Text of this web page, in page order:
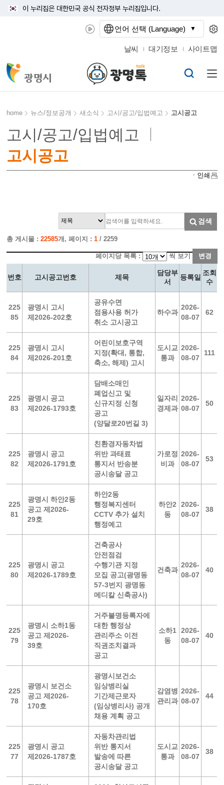
이 누리집은 대한민국 공식 전자정부 누리집입니다.
날씨 대기정보 사이트맵
home 뉴스/정보공개 새소식 고시/공고/입법예고 고시공고
고시/공고/입법예고
고시공고
ㆍ인쇄
검색
총 게시물 :22585개, 페이지 :1 / 2259
페이지당 목록 : 씩 보기 변경
번호 고시공고번호 제목
담당부
서
등록일
조회
수
225
85
광명시 고시
제2026-202호
공유수면
점용사용 허가
취소 고시공고
하수과
2026-
08-07
62
225
84
광명시 고시
제2026-201호
어린이보호구역
지정(확대, 통합,
축소, 해제) 고시
도시교
통과
2026-
08-07
111
225
83
광명시 공고
제2026-1793호
담배소매인
폐업신고 및
신규지정 신청
공고
(양달로20번길 3)
일자리
경제과
2026-
08-07
50
225
82
광명시 공고
제2026-1791호
친환경자동차법
위반 과태료
통지서 반송분
공시송달 공고
가로정
비과
2026-
08-07
53
225
81
광명시 하안2동
공고 제2026-
29호
하안2동
행정복지센터
CCTV 추가 설치
행정예고
하안2
동
2026-
08-07
38
225
80
광명시 공고
제2026-1789호
건축공사
안전점검
수행기관 지정
모집 공고(광명동
57-3번지 광명동
메디칼 신축공사)
건축과
2026-
08-07
40
225
79
광명시 소하1동
공고 제2026-
39호
거주불명등록자에
대한 행정상
관리주소 이전
직권조치결과
공고
소하1
동
2026-
08-07
40
225
78
광명시 보건소
공고 제2026-
170호
광명시보건소
임상병리실
기간제근로자
(임상병리사) 공개
채용 계획 공고
감염병
관리과
2026-
08-07
44
225
77
광명시 공고
제2026-1787호
자동차관리법
위반 통지서
발송에 따른
공시송달 공고
도시교
통과
2026-
08-07
38
언어 선택 (Language)